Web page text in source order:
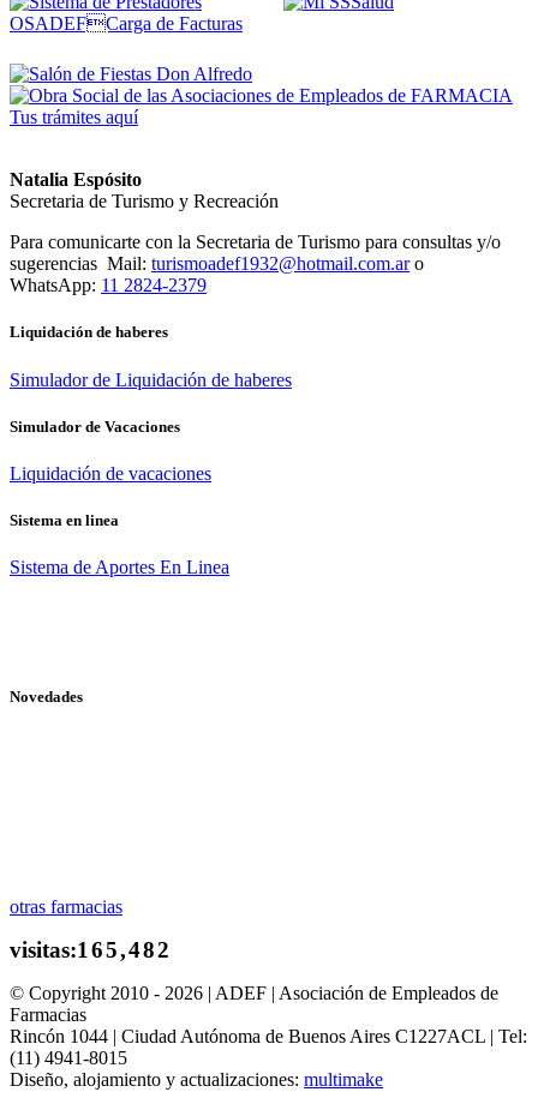
Tus trámites aquí
Natalia Espósito
Secretaria de Turismo y Recreación
Para comunicarte con la Secretaria de Turismo para consultas y/o
sugerencias Mail: turismoadef1932@hotmail.com.aro
WhatsApp: 11 2824-2379
Liquidación de haberes
Simulador de Liquidación de haberes
Simulador de Vacaciones
Liquidación de vacaciones
Sistema en linea
Sistema de Aportes En Linea
Novedades
otras farmacias
© Copyright 2010 - 2026 | ADEF | Asociación de Empleados de
Farmacias
Rincón 1044 | Ciudad Autónoma de Buenos Aires C1227ACL | Tel:
(11) 4941-8015
Diseño, alojamiento y actualizaciones: multimake